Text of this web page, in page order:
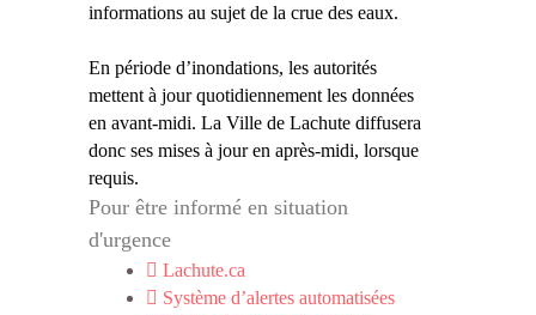
informations au sujet de la crue des eaux.
En période d’inondations, les autorités
mettent à jour quotidiennement les données
en avant‑midi. La Ville de Lachute diffusera
donc ses mises à jour en après‑midi, lorsque
requis.
Pour être informé en situation
d'urgence
Lachute.ca
Système d’alertes automatisées